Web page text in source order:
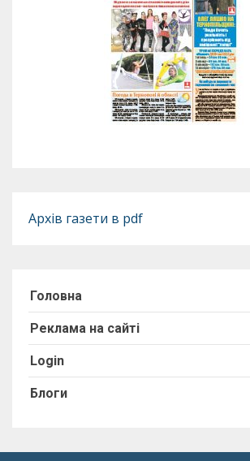
Архів газети в pdf
Головна
Реклама на сайті
Login
Блоги